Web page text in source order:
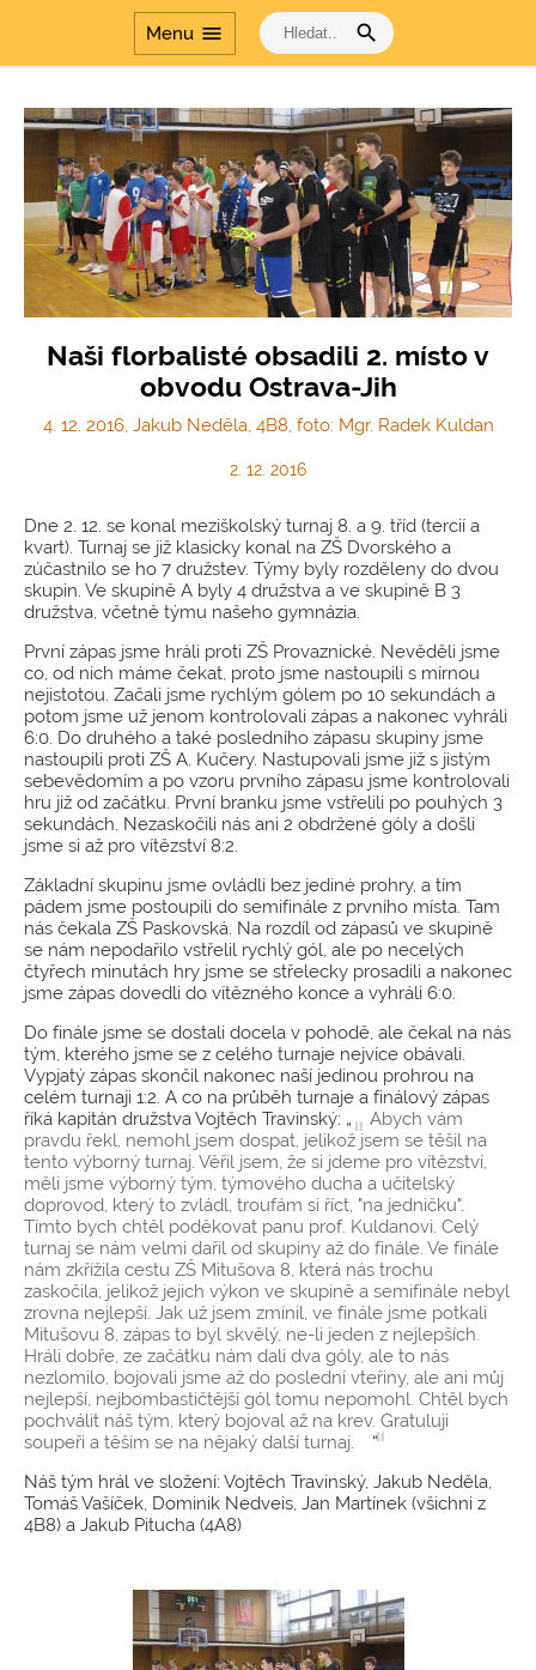
Menu menu search
Naši florbalisté obsadili 2. místo v
obvodu Ostrava-Jih
4. 12. 2016, Jakub Neděla, 4B8, foto: Mgr. Radek Kuldan
2. 12. 2016
Dne 2. 12. se konal meziškolský turnaj 8. a 9. tříd (tercií a
kvart). Turnaj se již klasicky konal na ZŠ Dvorského a
zúčastnilo se ho 7 družstev. Týmy byly rozděleny do dvou
skupin. Ve skupině A byly 4 družstva a ve skupině B 3
družstva, včetně týmu našeho gymnázia.
První zápas jsme hráli proti ZŠ Provaznické. Nevěděli jsme
co, od nich máme čekat, proto jsme nastoupili s mírnou
nejistotou. Začali jsme rychlým gólem po 10 sekundách a
potom jsme už jenom kontrolovali zápas a nakonec vyhráli
6:0. Do druhého a také posledního zápasu skupiny jsme
nastoupili proti ZŠ A. Kučery. Nastupovali jsme již s jistým
sebevědomím a po vzoru prvního zápasu jsme kontrolovali
hru již od začátku. První branku jsme vstřelili po pouhých 3
sekundách. Nezaskočili nás ani 2 obdržené góly a došli
jsme si až pro vítězství 8:2.
Základní skupinu jsme ovládli bez jediné prohry, a tím
pádem jsme postoupili do semifinále z prvního místa. Tam
nás čekala ZŠ Paskovská. Na rozdíl od zápasů ve skupině
se nám nepodařilo vstřelil rychlý gól, ale po necelých
čtyřech minutách hry jsme se střelecky prosadili a nakonec
jsme zápas dovedli do vítězného konce a vyhráli 6:0.
Do finále jsme se dostali docela v pohodě, ale čekal na nás
tým, kterého jsme se z celého turnaje nejvíce obávali.
Vypjatý zápas skončil nakonec naší jedinou prohrou na
celém turnaji 1:2. A co na průběh turnaje a finálový zápas
říká kapitán družstva Vojtěch Travinský: „
Abych vám
pravdu řekl, nemohl jsem dospat, jelikož jsem se těšil na
tento výborný turnaj. Věřil jsem, že si jdeme pro vítězství,
měli jsme výborný tým, týmového ducha a učitelský
doprovod, který to zvládl, troufám si říct, "na jedničku".
Tímto bych chtěl poděkovat panu prof. Kuldanovi. Celý
turnaj se nám velmi dařil od skupiny až do finále. Ve finále
nám zkřížila cestu ZŠ Mitušova 8, která nás trochu
zaskočila, jelikož jejich výkon ve skupině a semifinále nebyl
zrovna nejlepší. Jak už jsem zmínil, ve finále jsme potkali
Mitušovu 8, zápas to byl skvělý, ne-li jeden z nejlepších.
Hráli dobře, ze začátku nám dali dva góly, ale to nás
nezlomilo, bojovali jsme až do poslední vteřiny, ale ani můj
nejlepší, nejbombastičtější gól tomu nepomohl. Chtěl bych
pochválit náš tým, který bojoval až na krev. Gratuluji
soupeři a těším se na nějaký další turnaj.
“
Náš tým hrál ve složení: Vojtěch Travinský, Jakub Neděla,
Tomáš Vašíček, Dominik Nedveis, Jan Martínek (všichni z
4B8) a Jakub Pitucha (4A8)